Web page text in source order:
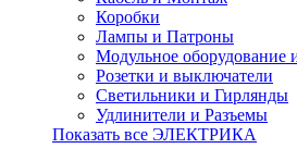
Коробки
Лампы и Патроны
Модульное
Розетки и выключатели
Светильники и Гирлянды
Удлинители и Разъемы
Показать все ЭЛЕКТРИКА